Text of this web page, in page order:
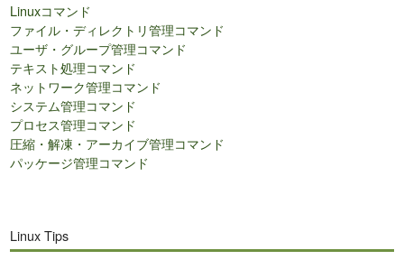
索
Linuxコマンド
ファイル・ディレクトリ管理コマンド
ユーザ・グループ管理コマンド
テキスト処理コマンド
ネットワーク管理コマンド
システム管理コマンド
プロセス管理コマンド
圧縮・解凍・アーカイブ管理コマンド
パッケージ管理コマンド
Linux Tips